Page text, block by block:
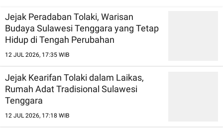
Jejak Peradaban Tolaki, Warisan
Budaya Sulawesi Tenggara yang Tetap
Hidup di Tengah Perubahan
12 JUL 2026, 17:35 WIB
Jejak Kearifan Tolaki dalam Laikas,
Rumah Adat Tradisional Sulawesi
Tenggara
12 JUL 2026, 17:18 WIB